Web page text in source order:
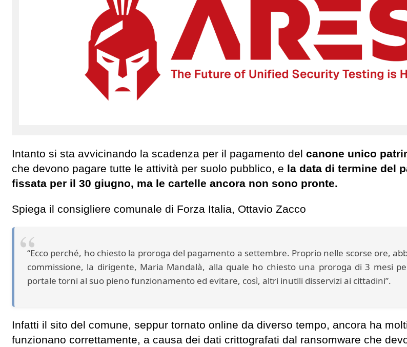
Intanto si sta avvicinando la scadenza per il pagamento del canone unico
che devono pagare tutte le attività per suolo pubblico, e la data di termine del
fissata per il 30 giugno, ma le cartelle ancora non sono pronte.
Spiega il consigliere comunale di Forza Italia, Ottavio Zacco
“Ecco perché, ho chiesto la proroga del pagamento a settembre. Proprio nelle scorse ore,
commissione, la dirigente, Maria Mandalà, alla quale ho chiesto una proroga di 3 mesi
portale torni al suo pieno funzionamento ed evitare, così, altri inutili disservizi ai cittadini”.
Infatti il sito del comune, seppur tornato online da diverso tempo, ancora ha
funzionano correttamente, a causa dei dati crittografati dal ransomware che